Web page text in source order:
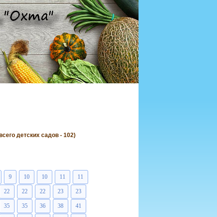
детских садов - 102)
9 10 10 11 11
22 22 22 23 23
35 35 36 38 41